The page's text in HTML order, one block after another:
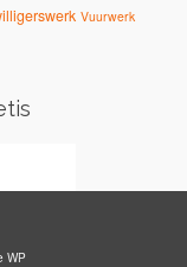
Vuurwerk
WP